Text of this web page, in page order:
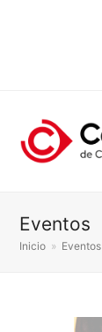
Eventos
Inicio » Eventos